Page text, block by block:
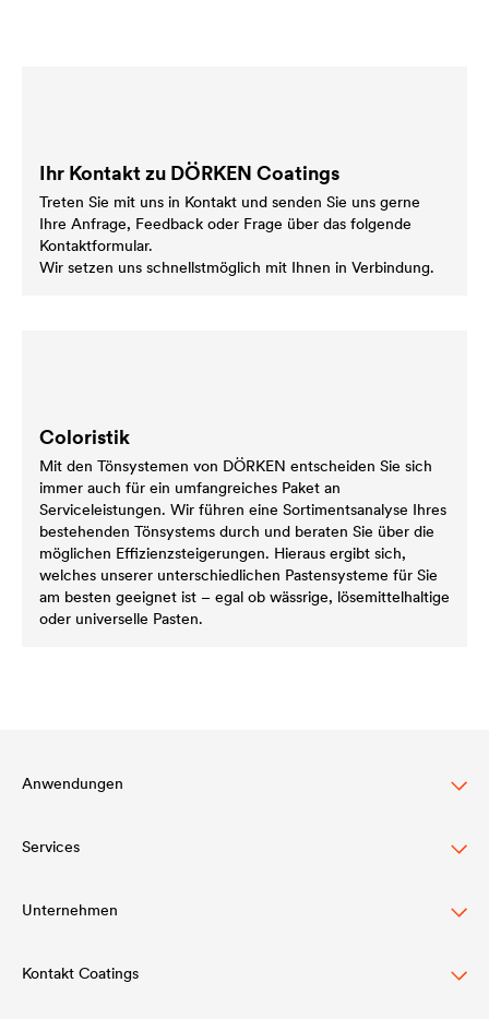
Ihr Kontakt zu DÖRKEN Coatings
Treten Sie mit uns in Kontakt und senden Sie uns gerne
Ihre Anfrage, Feedback oder Frage über das folgende
Kontaktformular.
Wir setzen uns schnellstmöglich mit Ihnen in Verbindung.
Coloristik
Mit den Tönsystemen von DÖRKEN entscheiden Sie sich
immer auch für ein umfangreiches Paket an
Serviceleistungen. Wir führen eine Sortimentsanalyse Ihres
bestehenden Tönsystems durch und beraten Sie über die
möglichen Effizienzsteigerungen. Hieraus ergibt sich,
welches unserer unterschiedlichen Pastensysteme für Sie
am besten geeignet ist – egal ob wässrige, lösemittelhaltige
oder universelle Pasten.
Anwendungen
Dachbeschichtung
Holzlasur
Agrarwirtschaft
Services
Download
Referenzen
Unternehmen
Struktur
Kontakt Coatings